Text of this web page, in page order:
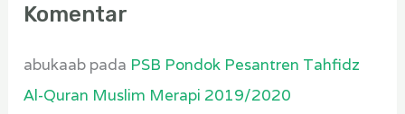
Komentar
abukaab pada PSB Pondok Pesantren Tahfidz
Al-Quran Muslim Merapi 2019/2020